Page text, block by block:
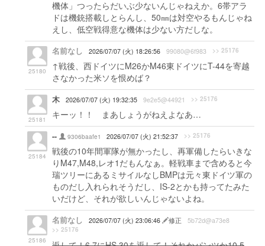
機体」つったらだいぶ少ないんじゃねえか。6帯アラ
ドは機銃搭載しとらんし、50㎜は対空やるもんじゃね
えし、低空戦得意な機体は少ない方だしな。
25180
名前なし 2026/07/07 (火) 18:26:56 99080@6f983 >> 25176
↑戦後、西ドイツにM26かM46東ドイツにT-44を寄越
さなかった米ソを恨めば？
25181
木 2026/07/07 (火) 19:32:35 9e2e5@44921 >> 25176
キーッ！！ まあしょうがねえよなあ…
25184
-- 9306baafe1 2026/07/07 (火) 21:52:37 >> 25176
戦後の10年間軍隊が無かったし、再軍備したらいきな
りM47,M48,レオ1だもんなぁ。軽戦車まで含めると今
瑞ツリーにあるミサイルなしBMPは元々東ドイツ軍の
ものだし入れられそうだし、IS-2とかも持ってたみた
いだけど、それが欲しいんじゃないよね。
25186
名前なし 2026/07/07 (火) 23:06:46 修正 5b72d@a73e8
>> 25176